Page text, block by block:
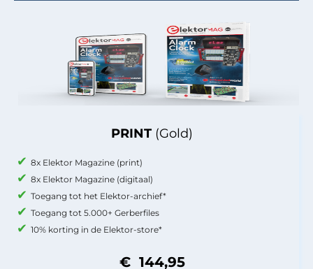
PRINT (Gold)
8x Elektor Magazine (print)
8x Elektor Magazine (digitaal)
Toegang tot het Elektor-archief*
Toegang tot 5.000+ Gerberfiles
10% korting in de Elektor-store*
€ 144,95